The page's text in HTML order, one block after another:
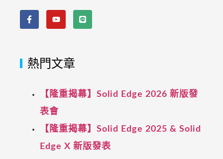
熱門文章
【隆重揭幕】Solid Edge 2026 新版發
表會
【隆重揭幕】Solid Edge 2025 & Solid
Edge X 新版發表